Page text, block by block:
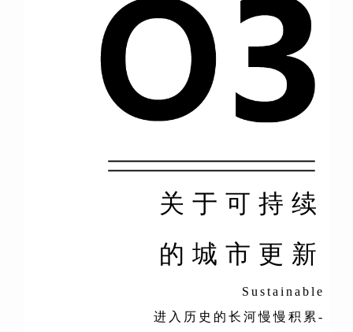
关于可持续
的城市更新
Sustainable
进入历史的长河慢慢积累-